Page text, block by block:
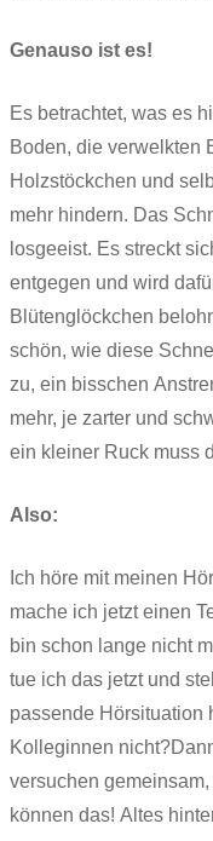
Genauso ist es!
Es betrachtet, was es
Boden, die verwelkten
Holzstöckchen und
mehr hindern. Das
losgeeist. Es streckt
entgegen und wird
Blütenglöckchen
schön, wie diese
zu, ein bisschen
mehr, je zarter und
ein kleiner Ruck muss
Also:
Ich höre mit meinen
mache ich jetzt einen
bin schon lange nicht
tue ich das jetzt und
passende Hörsituation
Kolleginnen
versuchen
können das! Altes